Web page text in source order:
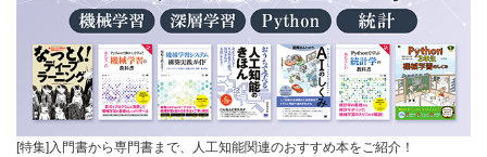
[特集]入門書から専門書まで、人工知能関連のおすすめ本をご紹介！